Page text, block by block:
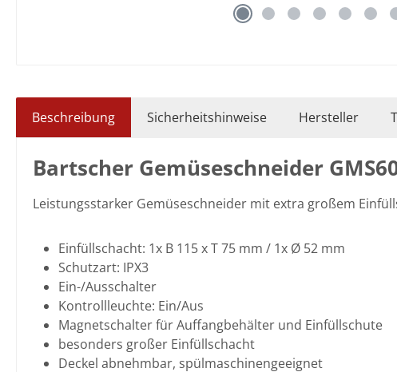
Beschreibung Sicherheitshinweise Hersteller
Bartscher Gemüseschneider
Leistungsstarker Gemüseschneider mit extra großem
Einfüllschacht: 1x B 115 x T 75 mm / 1x Ø 52 mm
Schutzart: IPX3
Ein-/Ausschalter
Kontrollleuchte: Ein/Aus
Magnetschalter für Auffangbehälter und Einfüllschute
besonders großer Einfüllschacht
Deckel abnehmbar, spülmaschinengeeignet